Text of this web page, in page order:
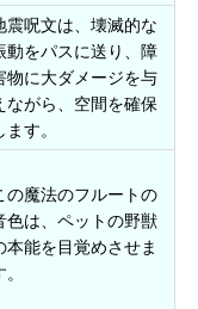
震呪文は、壊滅的な
動をパスに送り、障
物に大ダメージを与
ながら、空間を確保
ます。
の魔法のフルートの
色は、ペットの野獣
本能を目覚めさせま